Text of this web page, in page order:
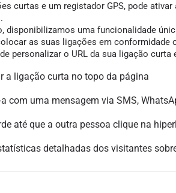
curtas e um registador GPS, pode
disponibilizamos uma funcionalidade
as suas ligações em conformidade
personalizar o URL da sua ligação
a ligação curta no topo da página
a com uma mensagem via SMS,
até que a outra pessoa clique na
detalhadas dos visitantes